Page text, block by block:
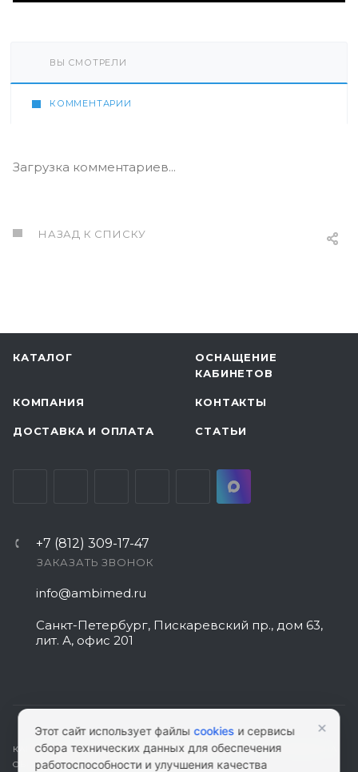
ВЫ СМОТРЕЛИ
КОММЕНТАРИИ
Загрузка комментариев...
НАЗАД К СПИСКУ
КАТАЛОГ
ОСНАЩЕНИЕ
КАБИНЕТОВ
КОМПАНИЯ КОНТАКТЫ
ДОСТАВКА И ОПЛАТА СТАТЬИ
+7 (812) 309-17-47
ЗАКАЗАТЬ ЗВОНОК
info@ambimed.ru
Санкт-Петербург, Пискаревский пр., дом 63,
лит. А, офис 201
КАРТА САЙТА|ПОЛИТИКА КОНФИДЕНЦИАЛЬНОСТИ|СОГЛАСИЕ НА
ОБРАБОТКУ ПЕРСОНАЛЬНЫХ ДАННЫХ
Этот сайт использует файлыcookies и сервисы
сбора технических данных для обеспечения
работоспособности и улучшения качества
×